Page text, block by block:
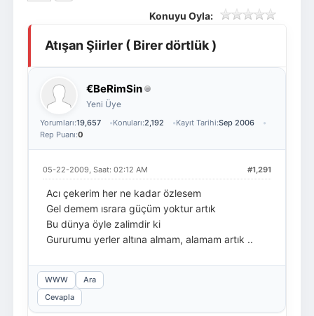
Üye Ol
Konuyu Oyla:
Atışan Şiirler ( Birer dörtlük )
€BeRimSin
Yeni Üye
Yorumları:19,657 Konuları:2,192 Kayıt Tarihi:Sep 2006
Rep Puanı:0
#1,291
05-22-2009, Saat: 02:12 AM
Acı çekerim her ne kadar özlesem
Gel demem ısrara güçüm yoktur artık
Bu dünya öyle zalimdir ki
Gururumu yerler altına almam, alamam artık ..
WWW
Ara
Cevapla